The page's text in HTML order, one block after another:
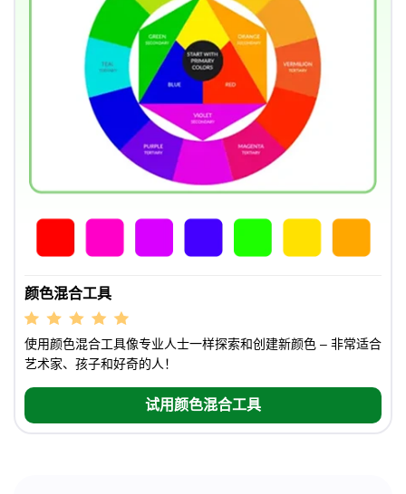
颜色混合工具
使用颜色混合工具像专业人士一样探索和创建新颜色 – 非常适合
艺术家、孩子和好奇的人！
试用颜色混合工具